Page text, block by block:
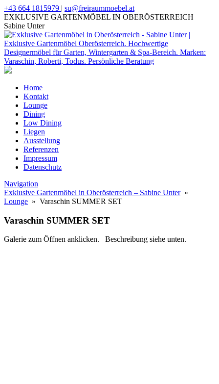
+43 664 1815979 | su@freiraummoebel.at
EXKLUSIVE GARTENMÖBEL IN OBERÖSTERREICH
Sabine Unter
Home
Kontakt
Lounge
Dining
Low Dining
Liegen
Ausstellung
Referenzen
Impressum
Datenschutz
Navigation
Exklusive Gartenmöbel in Oberösterreich – Sabine Unter»
Lounge » Varaschin SUMMER SET
Varaschin SUMMER SET
Galerie zum Öffnen anklicken. Beschreibung siehe unten.